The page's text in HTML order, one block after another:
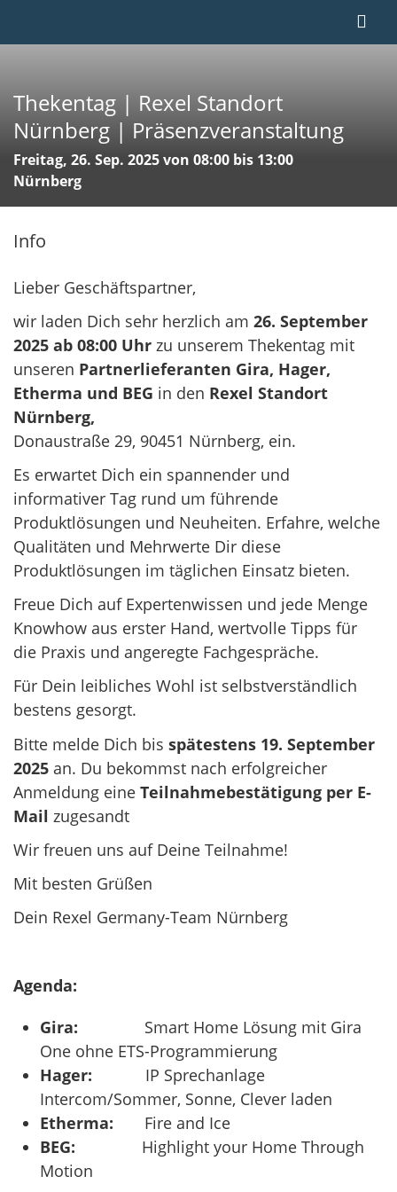
Thekentag | Rexel Standort
Nürnberg | Präsenzveranstaltung
Freitag, 26. Sep. 2025 von 08:00 bis 13:00
Nürnberg
Info
Lieber Geschäftspartner,
wir laden Dich sehr herzlich am 26. September
2025 ab 08:00 Uhr zu unserem Thekentag mit
unseren Partnerlieferanten Gira, Hager,
Etherma und BEG in den Rexel Standort
Nürnberg,
Donaustraße 29, 90451 Nürnberg, ein.
Es erwartet Dich ein spannender und
informativer Tag rund um führende
Produktlösungen und Neuheiten. Erfahre, welche
Qualitäten und Mehrwerte Dir diese
Produktlösungen im täglichen Einsatz bieten.
Freue Dich auf Expertenwissen und jede Menge
Knowhow aus erster Hand, wertvolle Tipps für
die Praxis und angeregte Fachgespräche.
Für Dein leibliches Wohl ist selbstverständlich
bestens gesorgt.
Bitte melde Dich bis spätestens 19. September
2025 an. Du bekommst nach erfolgreicher
Anmeldung eine Teilnahmebestätigung per E-
Mail zugesandt
Wir freuen uns auf Deine Teilnahme!
Mit besten Grüßen
Dein Rexel Germany-Team Nürnberg
Agenda:
Gira: Smart Home Lösung mit Gira
One ohne ETS-Programmierung
Hager:
IP Sprechanlage
Intercom/Sommer, Sonne, Clever laden
Etherma: Fire and Ice
BEG: Highlight your Home Through
Motion